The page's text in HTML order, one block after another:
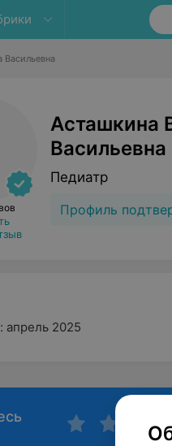
Васильевна
Асташкина
Васильевна
Педиатр
Профиль
апрель 2025